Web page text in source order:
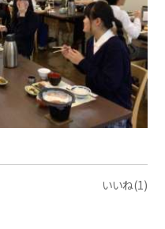
いいね(1)